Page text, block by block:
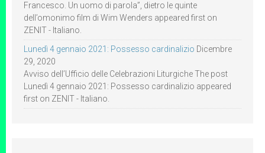
Francesco. Un uomo di parola”, dietro le quinte
dell’omonimo film di Wim Wenders appeared first on
ZENIT - Italiano.
Lunedì 4 gennaio 2021: Possesso cardinalizio Dicembre
29, 2020
Avviso dell’Ufficio delle Celebrazioni Liturgiche The post
Lunedì 4 gennaio 2021: Possesso cardinalizio appeared
first on ZENIT - Italiano.